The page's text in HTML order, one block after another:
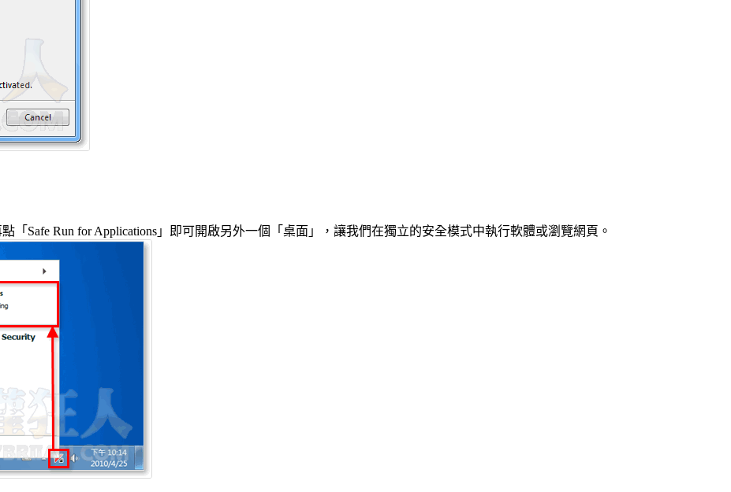
「Safe Run for Applications」即可開啟另外一個「桌面」，讓我們在獨立的安全模式中執行軟體或瀏覽網頁。